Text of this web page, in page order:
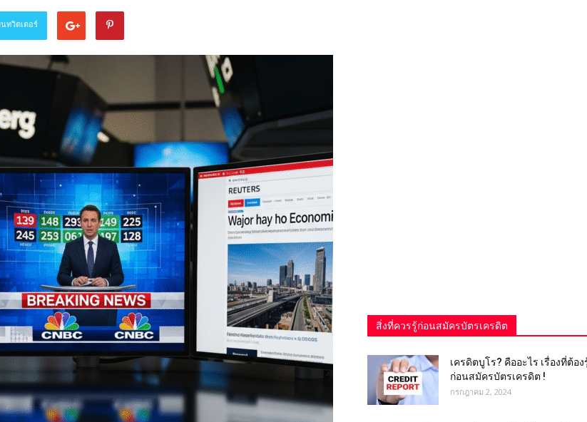
ทวิตเตอร์
สิ่งที่ควรรู้ก่อนสมัครบัตรเครดิต
เครดิตบูโร? คืออะไร เรื่องที่ต้อง
ก่อนสมัครบัตรเครดิต !
กรกฎาคม 2, 2024